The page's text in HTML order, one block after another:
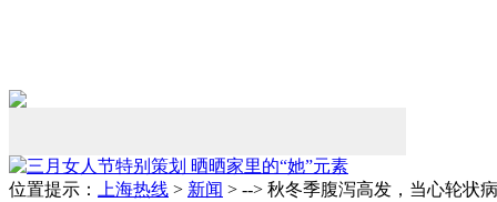
位置提示： 上海热线 > 新闻 > --> 秋冬季腹泻高发，当心轮状